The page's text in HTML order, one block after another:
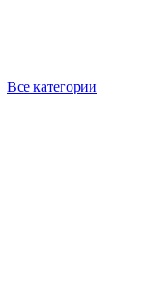
Все категории